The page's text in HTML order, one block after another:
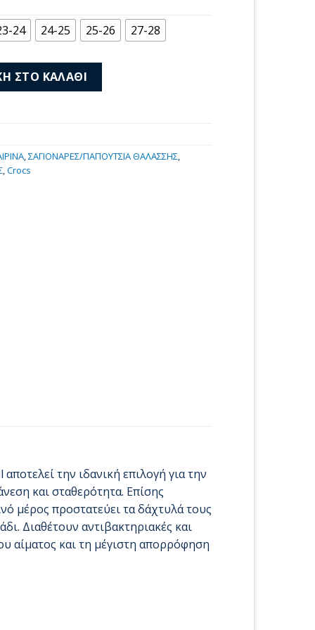
€.
24 24-25 25-26 27-28
SdT 212528-1Χ8 ποσότητα
ΣΤΟ ΚΑΛΆΘΙ
,ΣΑΓΙΟΝΑΡΕΣ/ΠΑΠΟΥΤΣΙΑ ΘΑΛΑΣΣΗΣ,
,Crocs
την ιδανική επιλογή για την
και σταθερότητα. Επίσης
μέρος προστατεύει τα δάχτυλά τους
Διαθέτουν αντιβακτηριακές και
αίματος και τη μέγιστη απορρόφηση